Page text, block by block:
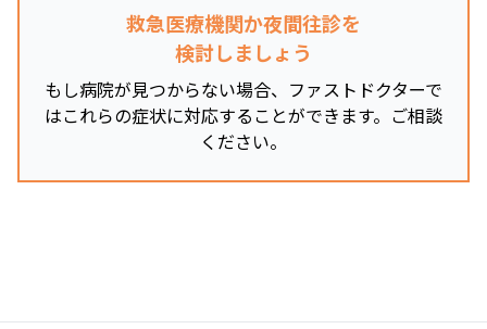
救急医療機関か夜間往診を
検討しましょう
もし病院が見つからない場合、ファストドクターで
はこれらの症状に対応することができます。ご相談
ください。